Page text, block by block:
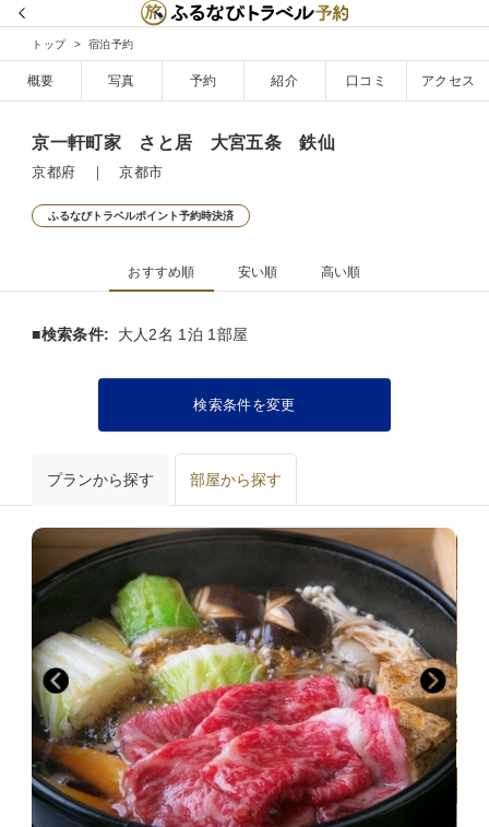
トップ 宿泊予約
概要 写真 予約 紹介 口コミ アクセス
京一軒町家 さと居 大宮五条 鉄仙
京都府 ｜ 京都市
ふるなびトラベルポイント予約時決済
おすすめ順 安い順 高い順
■検索条件: 大人2名 1泊 1部屋
検索条件を変更
プランから探す 部屋から探す